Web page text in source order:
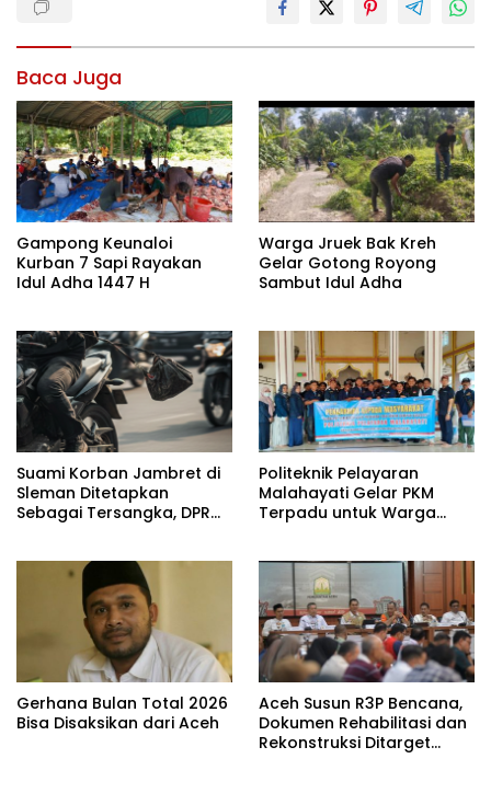
Baca Juga
Gampong Keunaloi
Kurban 7 Sapi Rayakan
Idul Adha 1447 H
Warga Jruek Bak Kreh
Gelar Gotong Royong
Sambut Idul Adha
Suami Korban Jambret di
Sleman Ditetapkan
Sebagai Tersangka, DPR
Politeknik Pelayaran
Malahayati Gelar PKM
Terpadu untuk Warga
Gerhana Bulan Total 2026
Bisa Disaksikan dari Aceh
Aceh Susun R3P Bencana,
Dokumen Rehabilitasi dan
Rekonstruksi Ditarget